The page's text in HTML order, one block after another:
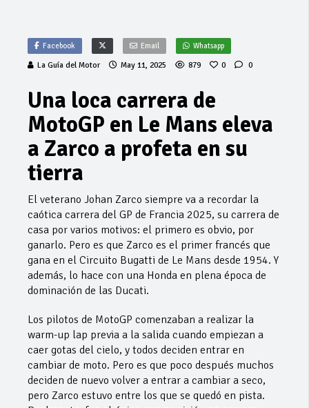
Facebook Email Whatsapp
La Guía del Motor May 11, 2025 879 0 0
Una loca carrera de
MotoGP en Le Mans eleva
a Zarco a profeta en su
tierra
El veterano Johan Zarco siempre va a recordar la
caótica carrera del GP de Francia 2025, su carrera de
casa por varios motivos: el primero es obvio, por
ganarlo. Pero es que Zarco es el primer francés que
gana en el Circuito Bugatti de Le Mans desde 1954. Y
además, lo hace con una Honda en plena época de
dominación de las Ducati.
Los pilotos de MotoGP comenzaban a realizar la
warm-up lap previa a la salida cuando empiezan a
caer gotas del cielo, y todos deciden entrar en
cambiar de moto. Pero es que poco después muchos
deciden de nuevo volver a entrar a cambiar a seco,
pero Zarco estuvo entre los que se quedó en pista.